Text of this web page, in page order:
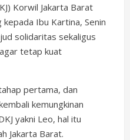
Korwil Jakarta Barat
Ibu Kartina, Senin
solidaritas sekaligus
tetap kuat
pertama, dan
kemungkinan
yakni Leo, hal itu
Jakarta Barat.